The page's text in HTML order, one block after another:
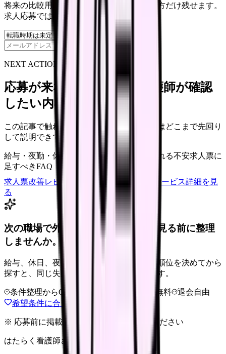
将来の比較用に、転職時期と気になる働き方だけ残せます。
求人応募ではありません。
保存
NEXT ACTION FOR CLINICS
応募が来ない求人票を、看護師が確認
したい内容に直せます
この記事で触れた不安を、自院の求人票ではどこまで先回り
して説明できていますか？
給与・夜勤・休日の見せ方 応募前に離脱される不安求人票に
足すべきFAQ
求人票改善レビューの見積もりを依頼
サービス詳細を見
る
次の職場で外せない条件を、求人を見る前に整理
しませんか。
給与、休日、夜勤、通勤、人間関係。優先順位を決めてから
探すと、同じ失敗を繰り返しにくくなります。
条件整理からOK 完全無料
退会自由
希望条件に合う職場を相談する
※ 応募前に掲載元の最新情報を確認してください
はたらく看護師さん 求人